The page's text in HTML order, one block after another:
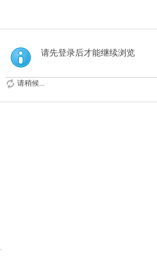
请先登录后才能继续浏览
请稍候...